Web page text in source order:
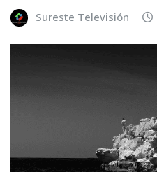
Sureste Televisión